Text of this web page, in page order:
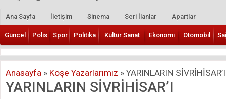
Ana Sayfa İletişim Sinema Seri İlanlar Apartlar
Güncel Polis Spor Politika Kültür Sanat Ekonomi Otomobil
Anasayfa » Köşe Yazarlarımız » YARINLARIN SİVRİHİSAR’I
YARINLARIN SİVRİHİSAR’I